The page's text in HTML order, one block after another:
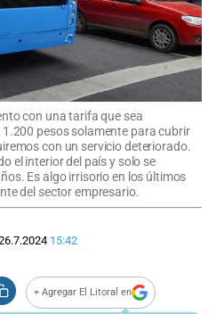
con una tarifa que sea
pesos solamente para cubrir
con un servicio deteriorado.
el interior del país y solo se
Es algo irrisorio en los últimos
del sector empresario.
15:42
+ Agregar El Litoral en